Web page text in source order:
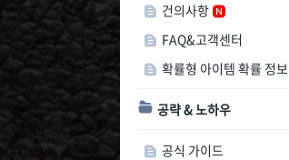
건의사항
FAQ&고객센터
확률형 아이템 확률 정보
공략 & 노하우
공식 가이드